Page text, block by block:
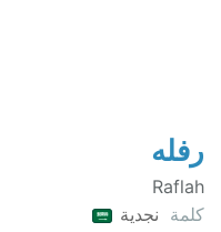
رفله
Raflah
كلمة نجدية